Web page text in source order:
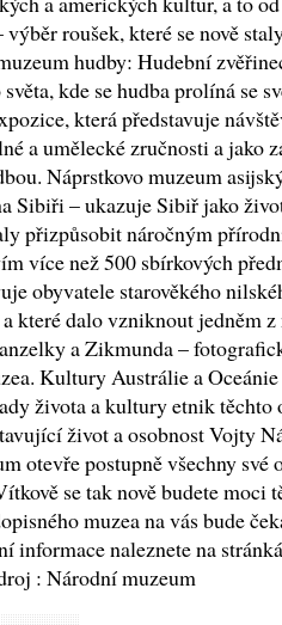
roušek, které se nově
hudby: Hudební
kde se hudba prolíná se
která představuje
a umělecké zručnosti a jako
Náprstkovo muzeum
Sibiři – ukazuje Sibiř jako
přizpůsobit náročným
více než 500 sbírkových
obyvatele starověkého
které dalo vzniknout jedněm
a Zikmunda –
Kultury Austrálie a
života a kultury etnik těchto
život a osobnost Vojty
otevře postupně všechny
se tak nově budete moci
muzea na vás bude
informace naleznete na
: Národní muzeum